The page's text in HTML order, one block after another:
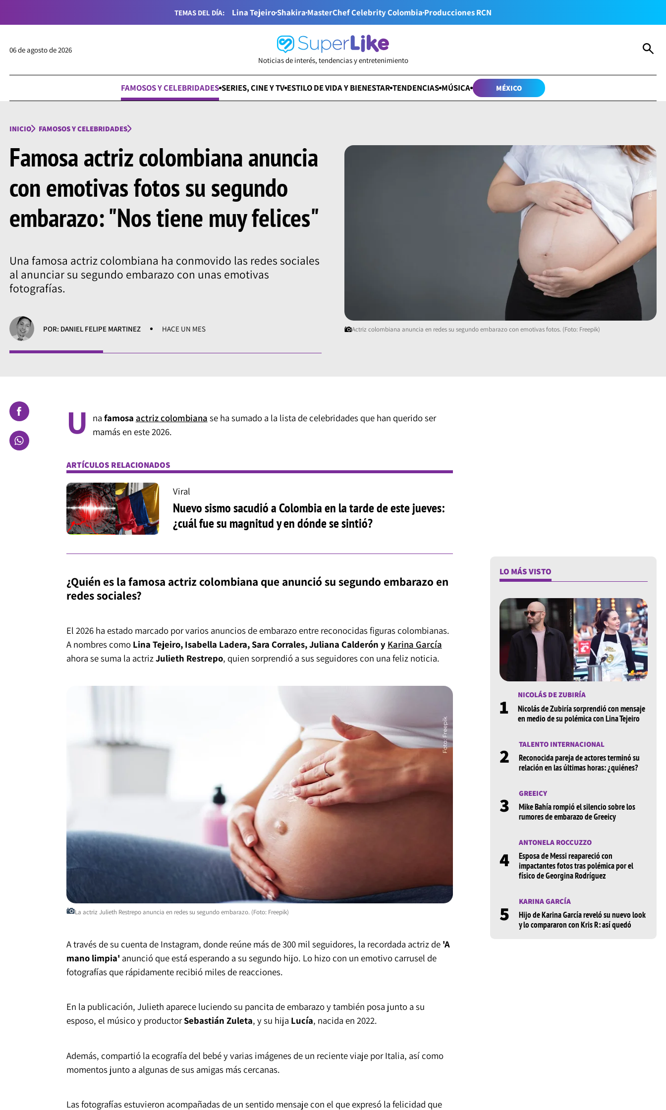
TEMAS DEL DÍA: Lina TejeiroShakiraMasterChef Celebrity ColombiaProducciones RCN
06 de agosto de 2026
Noticias de interés, tendencias y entretenimiento
FAMOSOS Y CELEBRIDADES SERIES, CINE Y TV ESTILO DE VIDA Y BIENESTAR TENDENCIAS MÚSICA MÉXICO
INICIO FAMOSOS Y CELEBRIDADES
Famosa actriz colombiana anuncia
con emotivas fotos su segundo
embarazo: "Nos tiene muy felices"
Una famosa actriz colombiana ha conmovido las redes sociales
al anunciar su segundo embarazo con unas emotivas
fotografías.
POR: DANIEL FELIPE MARTINEZ HACE UN MES Actriz colombiana anuncia en redes su segundo embarazo con emotivas fotos. (Foto: Freepik)
U na famosa actriz colombiana se ha sumado a la lista de celebridades que han querido ser
mamás en este 2026.
ARTÍCULOS RELACIONADOS
Viral
Nuevo sismo sacudió a Colombia en la tarde de este jueves:
¿cuál fue su magnitud y en dónde se sintió?
¿Quién es la famosa actriz colombiana que anunció su segundo embarazo en
redes sociales?
El 2026 ha estado marcado por varios anuncios de embarazo entre reconocidas figuras colombianas.
A nombres como Lina Tejeiro, Isabella Ladera, Sara Corrales, Juliana Calderón y Karina García
ahora se suma la actrizJulieth Restrepo, quien sorprendió a sus seguidores con una feliz noticia.
La actriz Julieth Restrepo anuncia en redes su segundo embarazo. (Foto: Freepik)
A través de su cuenta de Instagram, donde reúne más de 300 mil seguidores, la recordada actriz de 'A
mano limpia' anunció que está esperando a su segundo hijo. Lo hizo con un emotivo carrusel de
fotografías que rápidamente recibió miles de reacciones.
En la publicación, Julieth aparece luciendo su pancita de embarazo y también posa junto a su
esposo, el músico y productorSebastián Zuleta, y su hija Lucía, nacida en 2022.
Además, compartió la ecografía del bebé y varias imágenes de un reciente viaje por Italia, así como
momentos junto a algunas de sus amigas más cercanas.
Las fotografías estuvieron acompañadas de un sentido mensaje con el que expresó la felicidad que
LO MÁS VISTO
1
NICOLÁS DE ZUBIRÍA
Nicolás de Zubiría sorprendió con mensaje
en medio de su polémica con Lina Tejeiro
2
TALENTO INTERNACIONAL
Reconocida pareja de actores terminó su
relación en las últimas horas: ¿quiénes?
3
GREEICY
Mike Bahía rompió el silencio sobre los
rumores de embarazo de Greeicy
4
ANTONELA ROCCUZZO
Esposa de Messi reapareció con
impactantes fotos tras polémica por el
físico de Georgina Rodríguez
5
KARINA GARCÍA
Hijo de Karina García reveló su nuevo look
y lo compararon con Kris R: así quedó